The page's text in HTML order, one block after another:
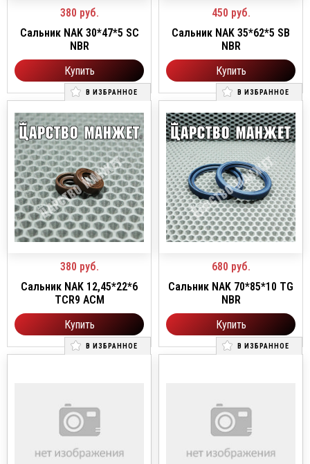
380 руб.
Сальник NAK 30*47*5 SC
NBR
Купить
450 руб.
Сальник NAK 35*62*5 SB
NBR
Купить
В ИЗБРАННОЕ
380 руб.
Сальник NAK 12,45*22*6
TCR9 ACM
Купить
В ИЗБРАННОЕ
680 руб.
Сальник NAK 70*85*10 TG
NBR
Купить
В ИЗБРАННОЕ В ИЗБРАННОЕ